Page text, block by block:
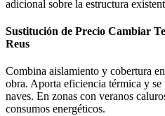
adicional sobre la estructura
Sustitución de Precio Cambiar
Reus
Combina aislamiento y cobertura
obra. Aporta eficiencia térmica y
naves. En zonas con veranos
consumos energéticos.